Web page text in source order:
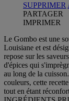
SUPPRIMER
PARTAGER
IMPRIMER
Le Gombo est une
Louisiane et est
repose sur les
d'épices qui
au long de la
couleurs, cette
tout en étant